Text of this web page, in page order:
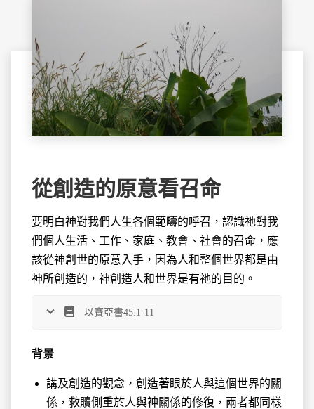
從創造的原意看召命
要明白神對我們人生各個範疇的呼召，認識祂對我
們個人生活、工作、家庭、教會、社會的召命，應
該從神創世的原意入手，因為人和整個世界都是由
神所創造的，神創造人和世界是有祂的目的。
以賽亞書45:1-11
背景
講及創造的觀念，創造著眼於人與這個世界的關
係，救贖側重於人與神關係的修復，兩者都同樣